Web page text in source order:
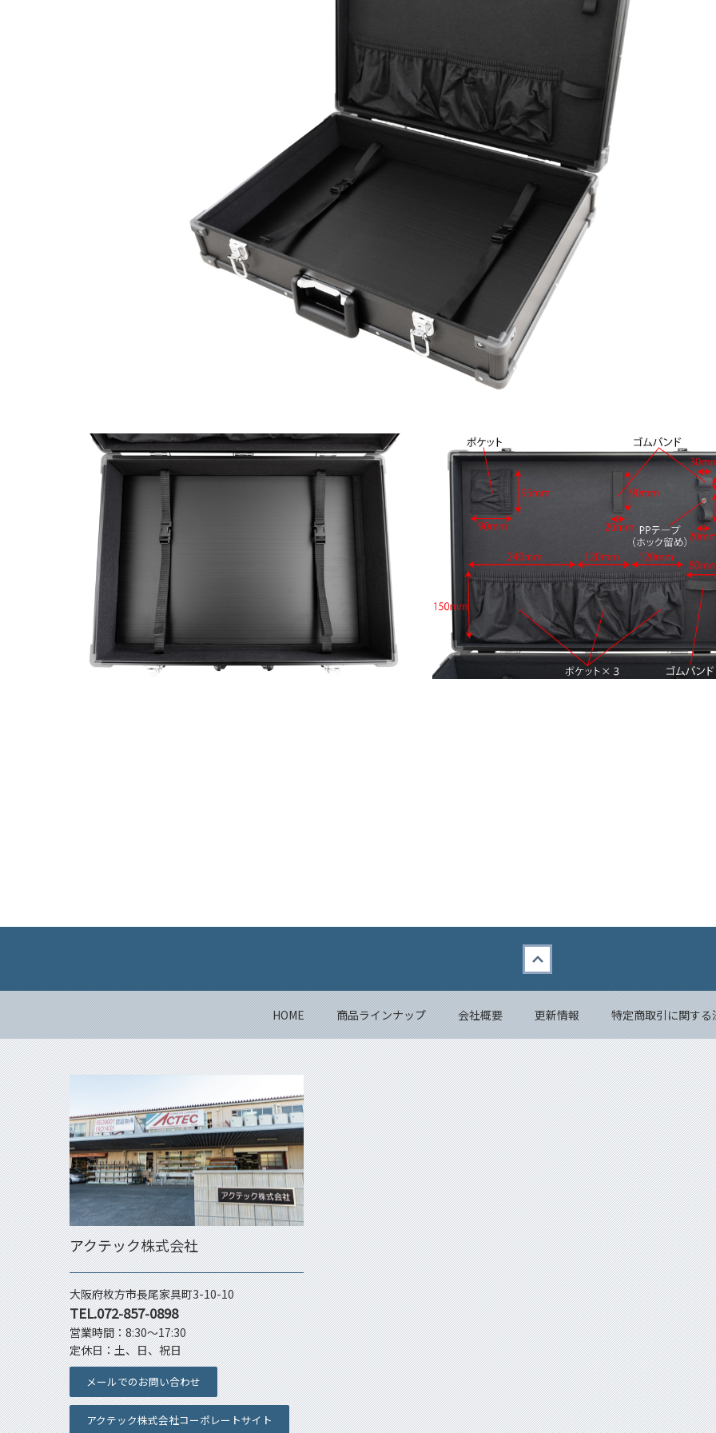
HOME 商品ラインナップ 会社概要 更新情報 特定商取引に関す
アクテック株式会社
大阪府枚方市長尾家具町3-10-10
TEL.072-857-0898
営業時間：8:30～17:30
定休日：土、日、祝日
メールでのお問い合わせ
アクテック株式会社コーポレートサイト